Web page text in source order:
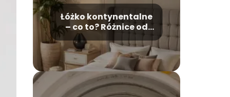
Łóżko kontynentalne
– co to? Różnice od
tradycyjnego